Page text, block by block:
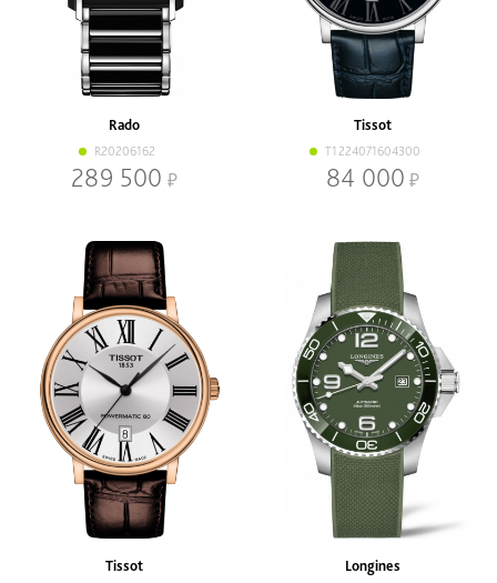
Rado
R20206162
289 500
Tissot
T1224071604300
84 000
Tissot Longines